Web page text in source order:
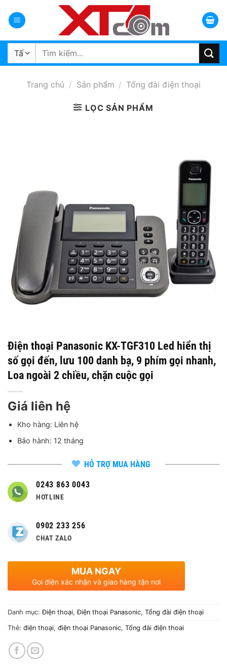
qua
dung
Tìm
Trang chủ / Sản phẩm / Tổng đài điện thoại
LỌC SẢN PHẨM
Điện thoại Panasonic KX-TGF310 Led hiển thị
số gọi đến, lưu 100 danh bạ, 9 phím gọi nhanh,
Loa ngoài 2 chiều, chặn cuộc gọi
Giá liên hệ
Kho hàng: Liên hệ
Bảo hành: 12 tháng
HỖ TRỢ MUA HÀNG
0243 863 0043
HOTLINE
0902 233 256
CHAT ZALO
MUA NGAY
Gọi điện xác nhận và giao hàng tận nơi
Danh mục:Điện thoại,Điện thoại Panasonic, Tổng đài điện thoại
Thẻ: điện thoại, điện thoại Panasonic, Tổng đài điện thoai